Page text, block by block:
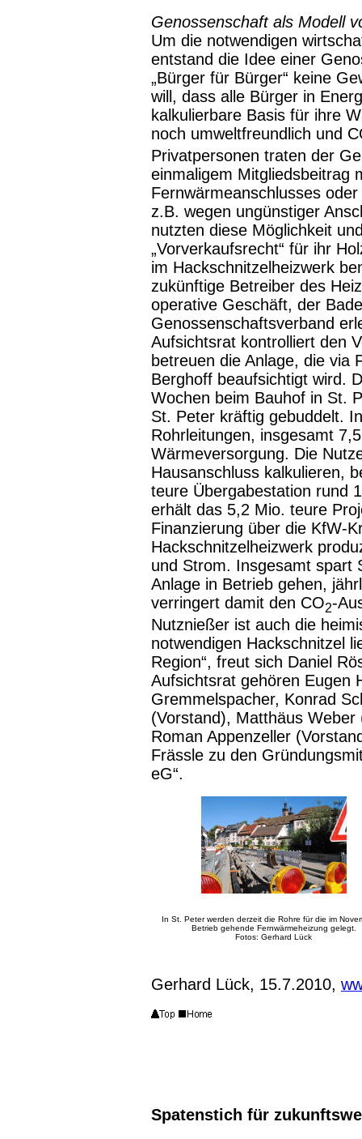
Genossenschaft als Modell
Um die notwendigen
entstand die Idee einer
„Bürger für Bürger“ keine
will, dass alle Bürger in
kalkulierbare Basis für ihre
noch umweltfreundlich und
Privatpersonen traten der
einmaligem Mitgliedsbeitrag
Fernwärmeanschlusses
z.B. wegen ungünstiger
nutzten diese Möglichkeit
„Vorverkaufsrecht“ für ihr
im Hackschnitzelheizwerk
zukünftige Betreiber des
operative Geschäft, der
Genossenschaftsverband
Aufsichtsrat kontrolliert den
betreuen die Anlage, die via
Berghoff beaufsichtigt wird.
Wochen beim Bauhof in St.
St. Peter kräftig gebuddelt.
Rohrleitungen, insgesamt
Wärmeversorgung. Die
Hausanschluss kalkulieren,
teure Übergabestation rund
erhält das 5,2 Mio. teure
Finanzierung über die KfW-
Hackschnitzelheizwerk
und Strom. Insgesamt spart
Anlage in Betrieb gehen,
verringert damit den CO2-
Nutznießer ist auch die
notwendigen Hackschnitzel
Region“, freut sich Daniel
Aufsichtsrat gehören Eugen
Gremmelspacher, Konrad
(Vorstand), Matthäus
Roman Appenzeller
Frässle zu den
eG“.
In St. Peter werden derzeit die Rohre für die im
Betrieb gehende Fernwärmeheizung gelegt.
Fotos: Gerhard Lück
Gerhard Lück, 15.7.2010,
Spatenstich für